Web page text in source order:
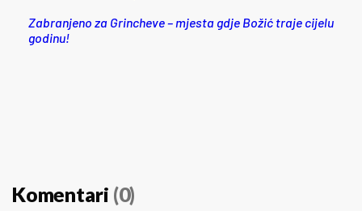
Zabranjeno za Grincheve – mjesta gdje Božić traje cijelu
godinu!
Komentari (0)